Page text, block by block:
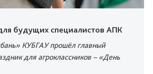
будущих специалистов АПК
КУБГАУ прошёл главный
для агроклассников – «День